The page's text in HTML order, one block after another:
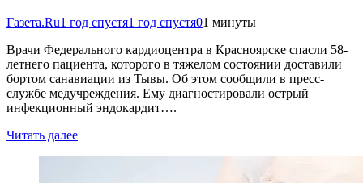
Газета.Ru1 год спустя1 год спустя01 минуты
Врачи Федерального кардиоцентра в Красноярске спасли 58-
летнего пациента, которого в тяжелом состоянии доставили
бортом санавиации из Тывы. Об этом сообщили в пресс-
службе медучреждения. Ему диагностировали острый
инфекционный эндокардит….
Читать далее